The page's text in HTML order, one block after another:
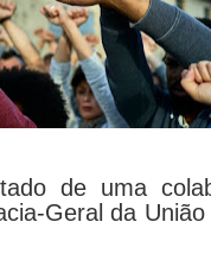
de uma
Geral da